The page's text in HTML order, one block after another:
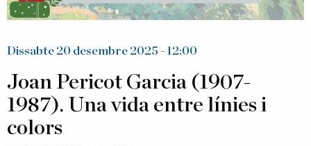
Dissabte 20 desembre 2025 - 12:00
Joan Pericot Garcia (1907-
1987). Una vida entre línies i
colors